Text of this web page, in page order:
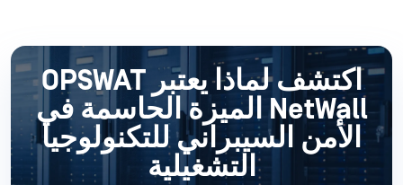
اكتشف لماذا يعتبر OPSWAT
NetWall الميزة الحاسمة في
الأمن السيبراني للتكنولوجيا
التشغيلية